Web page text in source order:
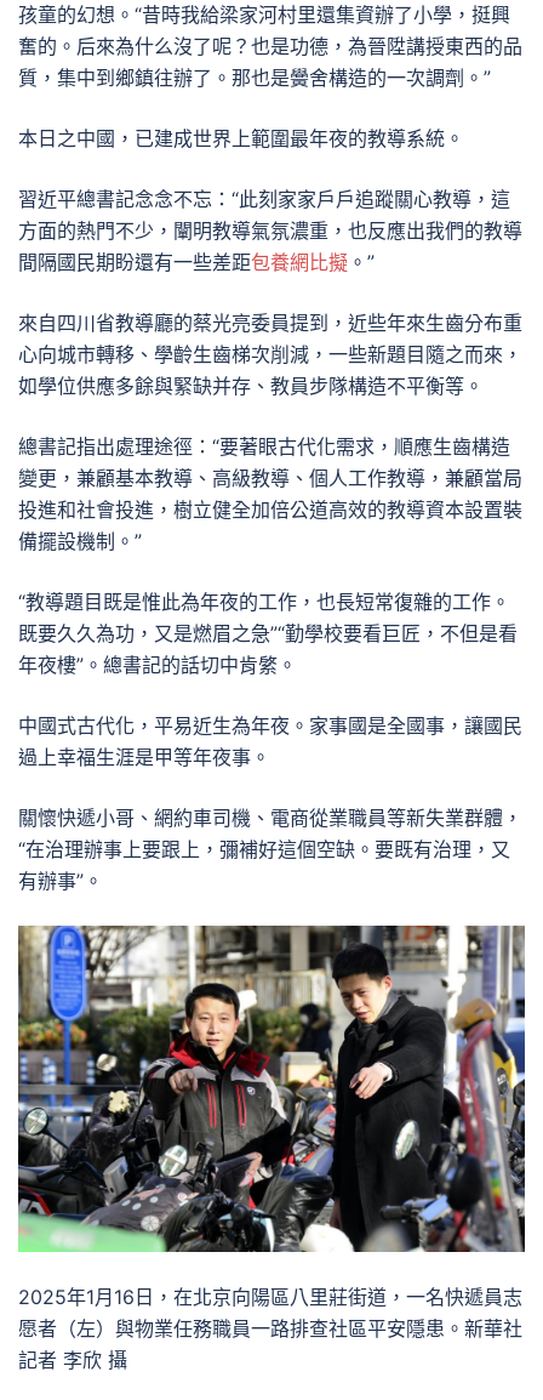
孩童的幻想。“昔時我給梁家河村里還集資辦了小學，挺興
奮的。后來為什么沒了呢？也是功德，為晉陞講授東西的品
質，集中到鄉鎮往辦了。那也是黌舍構造的一次調劑。”
本日之中國，已建成世界上範圍最年夜的教導系統。
習近平總書記念念不忘：“此刻家家戶戶追蹤關心教導，這
方面的熱門不少，闡明教導氣氛濃重，也反應出我們的教導
間隔國民期盼還有一些差距包養網比擬 。”
來自四川省教導廳的蔡光亮委員提到，近些年來生齒分布重
心向城市轉移、學齡生齒梯次削減，一些新題目隨之而來，
如學位供應多餘與緊缺并存、教員步隊構造不平衡等。
總書記指出處理途徑：“要著眼古代化需求，順應生齒構造
變更，兼顧基本教導、高級教導、個人工作教導，兼顧當局
投進和社會投進，樹立健全加倍公道高效的教導資本設置裝
備擺設機制。”
“教導題目既是惟此為年夜的工作，也長短常復雜的工作。
既要久久為功，又是燃眉之急”“勤學校要看巨匠，不但是看
年夜樓”。總書記的話切中肯綮。
中國式古代化，平易近生為年夜。家事國是全國事，讓國民
過上幸福生涯是甲等年夜事。
關懷快遞小哥、網約車司機、電商從業職員等新失業群體，
“在治理辦事上要跟上，彌補好這個空缺。要既有治理，又
有辦事”。
2025年1月16日，在北京向陽區八里莊街道，一名快遞員志
愿者（左）與物業任務職員一路排查社區平安隱患。新華社
記者 李欣 攝